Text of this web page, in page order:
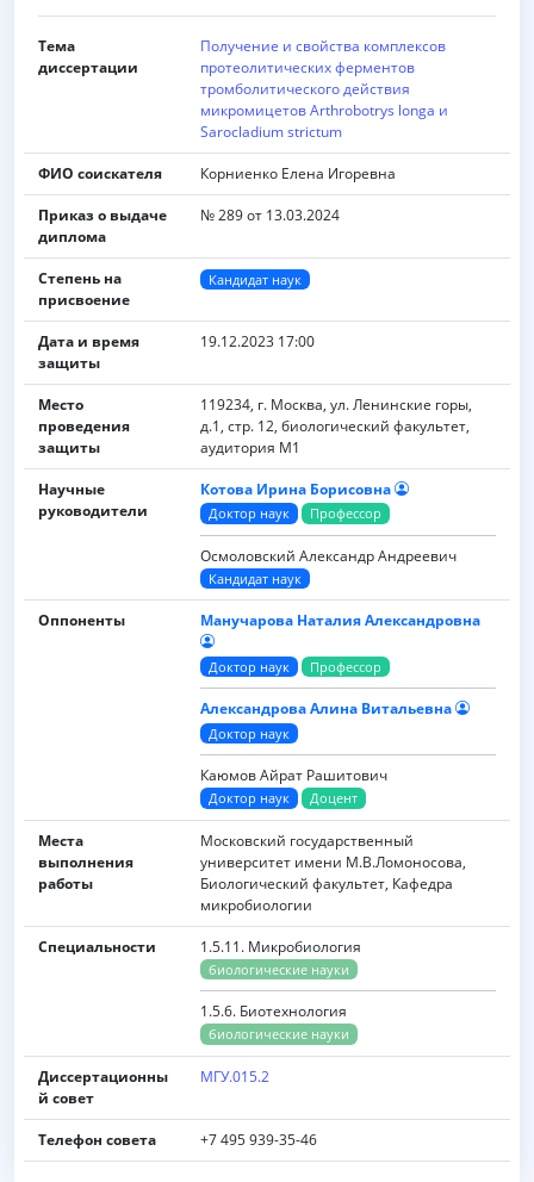
Тема
диссертации
Получение и свойства комплексов
протеолитических ферментов
тромболитического действия
микромицетов Arthrobotrys longa и
Sarocladium strictum
ФИО соискателя Корниенко Елена Игоревна
Приказ о выдаче
диплома
№ 289 от 13.03.2024
Степень на
присвоение
Кандидат наук
Дата и время
защиты
19.12.2023 17:00
Место
проведения
защиты
119234, г. Москва, ул. Ленинские горы,
д.1, стр. 12, биологический факультет,
аудитория М1
Научные
руководители
Котова Ирина Борисовна
Доктор наук Профессор
Осмоловский Александр Андреевич
Кандидат наук
Оппоненты Манучарова Наталия Александровна
Доктор наук Профессор
Александрова Алина Витальевна
Доктор наук
Каюмов Айрат Рашитович
Доктор наук Доцент
Места
выполнения
работы
Московский государственный
университет имени M.B.Ломоносова,
Биологический факультет, Кафедра
микробиологии
Специальности 1.5.11. Микробиология
биологические науки
1.5.6. Биотехнология
биологические науки
Диссертационны
й совет
МГУ.015.2
Телефон совета +7 495 939-35-46